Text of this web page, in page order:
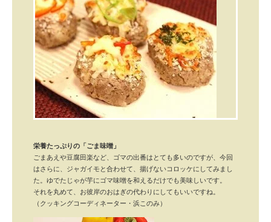
栄養たっぷりの「ごま味噌」
ごまあえや豆腐田楽など、ゴマの出番はとても多いのですが、今回
はさらに、ジャガイモと合わせて、揚げないコロッケにしてみまし
た。ゆでたじゃが芋にゴマ味噌を和えるだけでも美味しいです。
それを丸めて、お彼岸のおはぎの代わりにしてもいいですね。
（クッキングコーディネーター・浜このみ）